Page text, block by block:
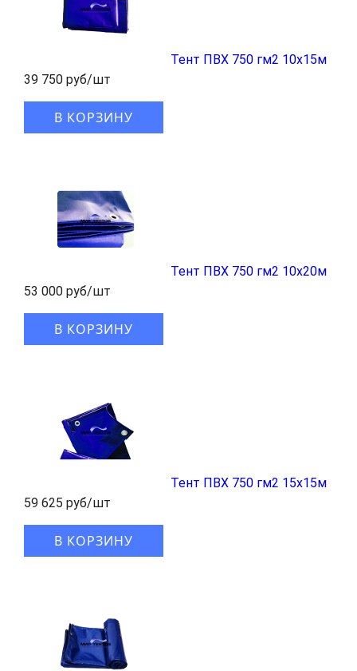
Тент ПВХ 750 гм2 10x15м
39 750 руб/шт
В КОРЗИНУ
Тент ПВХ 750 гм2 10x20м
53 000 руб/шт
В КОРЗИНУ
Тент ПВХ 750 гм2 15x15м
59 625 руб/шт
В КОРЗИНУ